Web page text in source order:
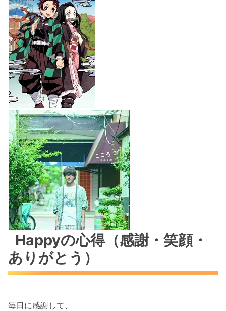
Happyの心得（感謝・笑顔・
ありがとう）
毎日に感謝して、